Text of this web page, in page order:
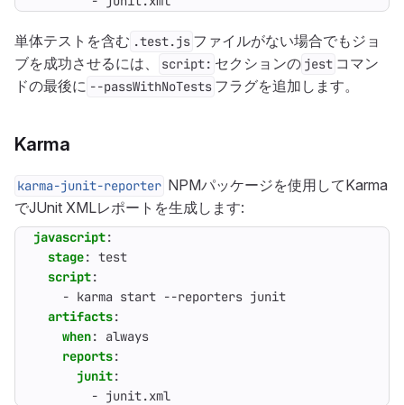
単体テストを含む .test.js ファイルがない場合でもジョ
ブを成功させるには、
script: セクションの jest コマン
ドの最後に --passWithNoTests フラグを追加します。
Karma
karma-junit-reporter NPMパッケージを使用してKarma
でJUnit XMLレポートを生成します:
javascript:
stage: test
script:
- karma start --reporters junit
artifacts:
when:
always
reports:
junit:
- junit.xml